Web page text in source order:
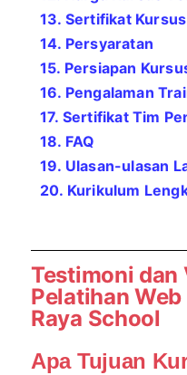
13. Sertifikat Kursus
14. Persyaratan
15. Persiapan
16. Pengalaman
17. Sertifikat Tim
18. FAQ
19. Ulasan-ulasan
20. Kurikulum
Testimoni dan
Pelatihan
Raya School
Apa Tujuan